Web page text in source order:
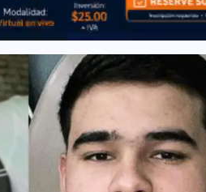
para